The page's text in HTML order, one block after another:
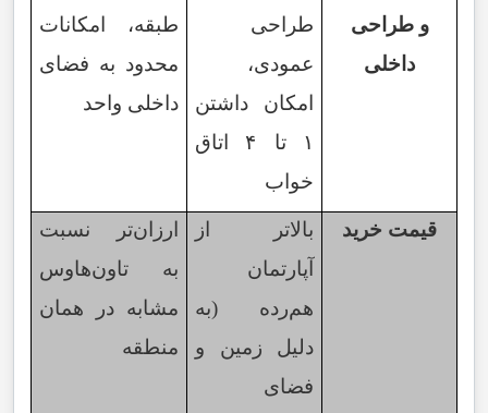
و طراحی
داخلی
طراحی
عمودی،
امکان داشتن
۱
تا ۴
اتاق
خواب
طبقه، امکانات
محدود به فضای
داخلی واحد
قیمت خرید
بالاتر از
آپارتمان
هم‌رده (به
دلیل زمین و
فضای
ارزان‌تر نسبت
به تاون‌هاوس
مشابه در همان
منطقه